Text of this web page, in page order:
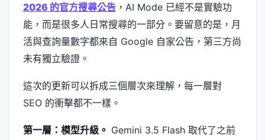
2026 的官方搜尋公告 ，AI Mode 已經不是實驗功
能，而是很多人日常搜尋的一部分。要留意的是，月
活與查詢量數字都來自 Google 自家公告，第三方尚
未有獨立驗證。
這次的更新可以拆成三個層次來理解，每一層對
SEO 的衝擊都不一樣。
第一層：模型升級。 Gemini 3.5 Flash 取代了之前